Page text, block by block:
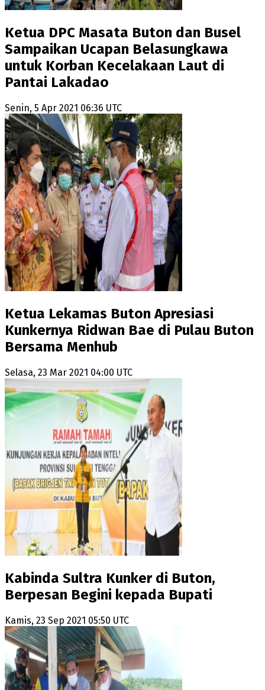
Ketua DPC Masata Buton dan Busel
Sampaikan Ucapan Belasungkawa
untuk Korban Kecelakaan Laut di
Pantai Lakadao
Senin, 5 Apr 2021 06:36 UTC
Ketua Lekamas Buton Apresiasi
Kunkernya Ridwan Bae di Pulau Buton
Bersama Menhub
Selasa, 23 Mar 2021 04:00 UTC
Kabinda Sultra Kunker di Buton,
Berpesan Begini kepada Bupati
Kamis, 23 Sep 2021 05:50 UTC